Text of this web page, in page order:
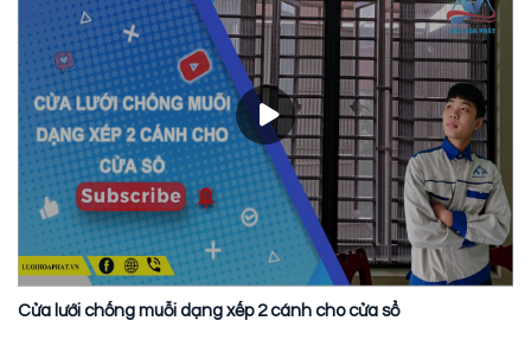
Cửa lưới chống muỗi dạng xếp 2 cánh cho cửa sổ